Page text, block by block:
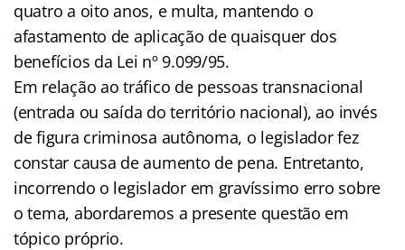
quatro a oito anos, e multa, mantendo o
afastamento de aplicação de quaisquer dos
benefícios da Lei nº 9.099/95.
Em relação ao tráfico de pessoas transnacional
(entrada ou saída do território nacional), ao invés
de figura criminosa autônoma, o legislador fez
constar causa de aumento de pena. Entretanto,
incorrendo o legislador em gravíssimo erro sobre
o tema, abordaremos a presente questão em
tópico próprio.